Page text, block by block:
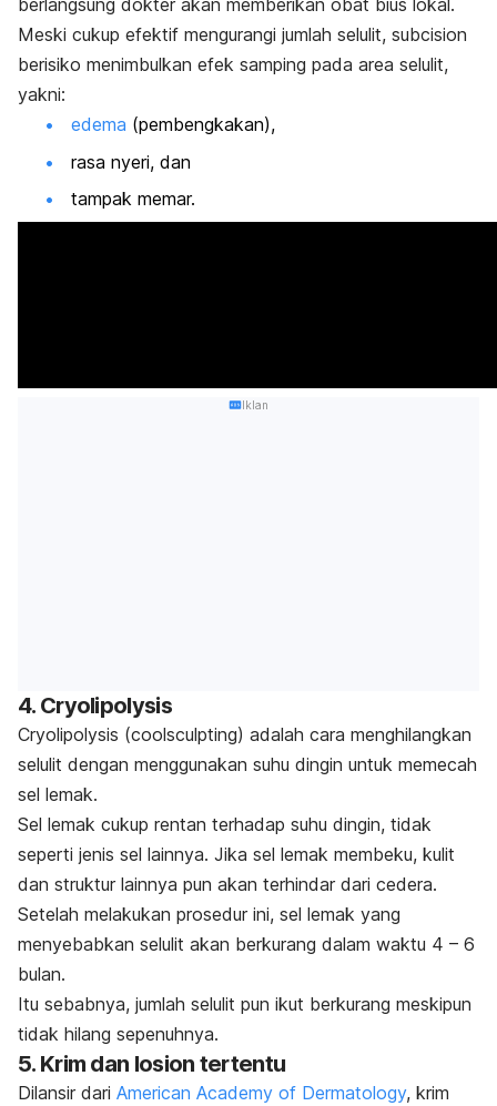
berlangsung dokter akan memberikan obat bius lokal.
Meski cukup efektif mengurangi jumlah selulit, subcision
berisiko menimbulkan efek samping pada area selulit,
yakni:
edema (pembengkakan),
rasa nyeri, dan
tampak memar.
Iklan
4. Cryolipolysis
Cryolipolysis (coolsculpting) adalah cara menghilangkan
selulit dengan menggunakan suhu dingin untuk memecah
sel lemak.
Sel lemak cukup rentan terhadap suhu dingin, tidak
seperti jenis sel lainnya. Jika sel lemak membeku, kulit
dan struktur lainnya pun akan terhindar dari cedera.
Setelah melakukan prosedur ini, sel lemak yang
menyebabkan selulit akan berkurang dalam waktu 4 – 6
bulan.
Itu sebabnya, jumlah selulit pun ikut berkurang meskipun
tidak hilang sepenuhnya.
5. Krim dan losion tertentu
Dilansir dari American Academy of Dermatology, krim